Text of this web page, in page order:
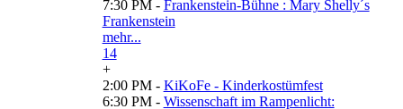
7:30 PM - Frankenstein-Bühne : Mary Shelly´s
Frankenstein
mehr...
14
+
2:00 PM - KiKoFe - Kinderkostümfest
6:30 PM - Wissenschaft im Rampenlicht: